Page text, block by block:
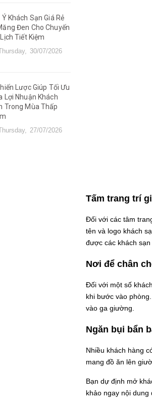
Tấm trang trí
Đối với các tâm
tên và logo khách
được các khách
Nơi để chân
Đối với một số
khi bước vào
vào ga giường.
Ngăn bụi bẩn
Nhiều khách hàng
mang đồ ăn lên
Bạn dự định mở
khảo ngay nội
Ý Khách Sạn Giá Rẻ
Đen Cho Chuyến
Tiết Kiệm
30/07/2026
Lược Giúp Tối Ưu
Lợi Nhuận Khách
Trong Mùa Thấp
27/07/2026